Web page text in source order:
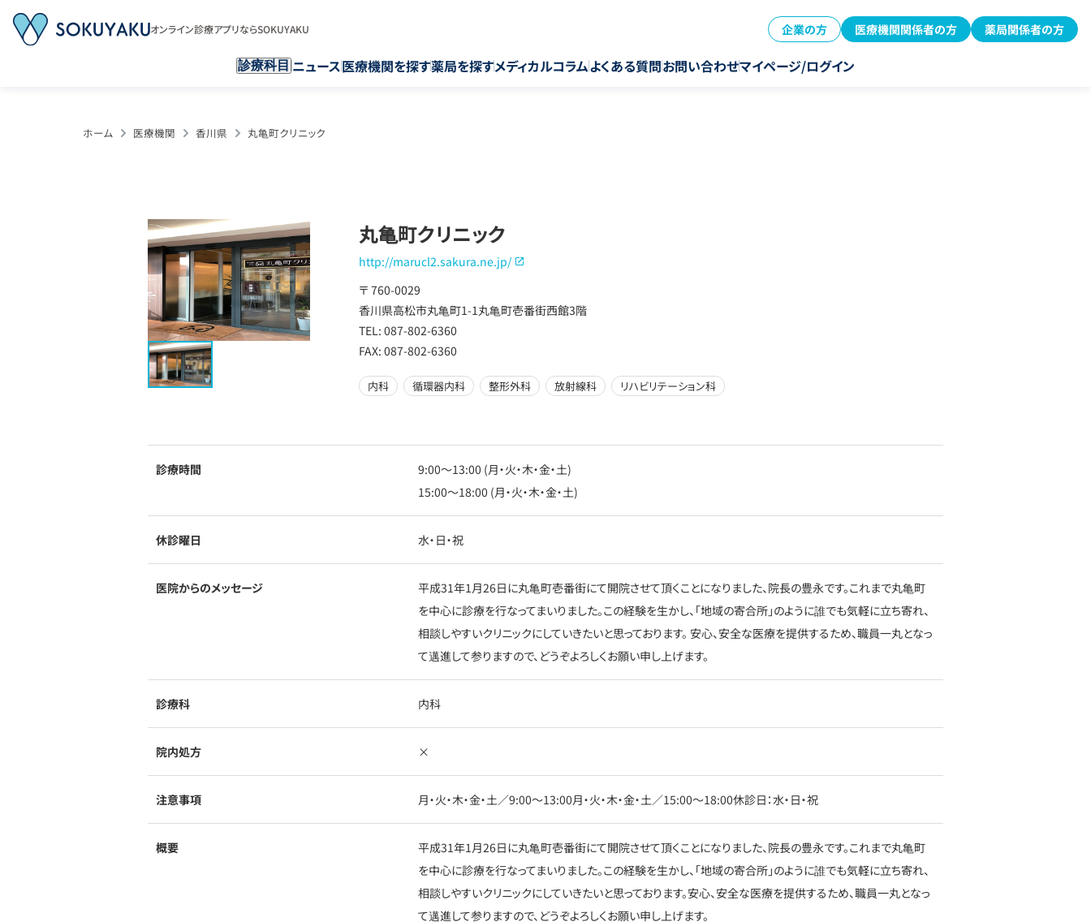
オンライン診療アプリならSOKUYAKU 企業の方 医療機関関係者の方 薬局関係者の方
診療科目 ニュース医療機関を探す薬局を探すメディカルコラムよくある質問お問い合わせマイページ/ログイン
ホーム 医療機関 香川県 丸亀町クリニック
丸亀町クリニック
http://marucl2.sakura.ne.jp/
〒 760-0029
香川県高松市丸亀町1-1丸亀町壱番街西館3階
TEL: 087-802-6360
FAX: 087-802-6360
内科 循環器内科 整形外科 放射線科 リハビリテーション科
診療時間
9:00〜13:00 (月・火・木・金・土)
15:00〜18:00 (月・火・木・金・土)
休診曜日 水・日・祝
医院からのメッセージ
平成31年1月26日に丸亀町壱番街にて開院させて頂くことになりました、院長の豊永です。これまで丸亀町
を中心に診療を行なってまいりました。この経験を生かし、「地域の寄合所」のように誰でも気軽に立ち寄れ、
相談しやすいクリニックにしていきたいと思っております。 安心、安全な医療を提供するため、職員一丸となっ
て邁進して参りますので、どうぞよろしくお願い申し上げます。
診療科 内科
院内処方 ×
注意事項 月・火・木・金・土／9:00〜13:00月・火・木・金・土／15:00〜18:00休診日：水・日・祝
概要
平成31年1月26日に丸亀町壱番街にて開院させて頂くことになりました、院長の豊永です。これまで丸亀町
を中心に診療を行なってまいりました。この経験を生かし、「地域の寄合所」のように誰でも気軽に立ち寄れ、
相談しやすいクリニックにしていきたいと思っております。安心、安全な医療を提供するため、職員一丸となっ
て邁進して参りますので、どうぞよろしくお願い申し上げます。